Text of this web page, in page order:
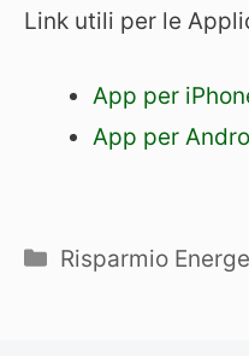
Link utili per le
App per
App per
Categorie
Risparmio